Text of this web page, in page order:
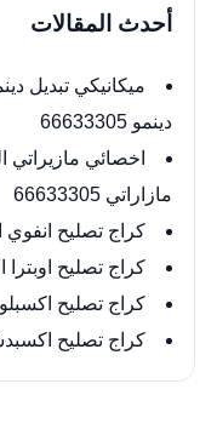
أحدث المقالات
ميكانيكي تبديل
دينمو 66633305
اخصائي
مازاراتي 66633305
كراج تصليح انفوي الكويت
كراج تصليح اوبترا
كراج تصليح
كراج تصليح